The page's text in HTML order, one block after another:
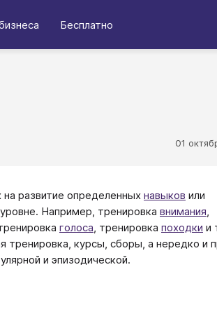
Бесплатно
01
развитие определенных навыков или
Например, тренировка внимания,
голоса, тренировка походки и
тренировка, курсы, сборы, а нередко и
и эпизодической.